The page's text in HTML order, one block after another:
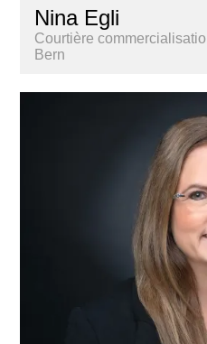
Nina Egli
Courtière
Bern